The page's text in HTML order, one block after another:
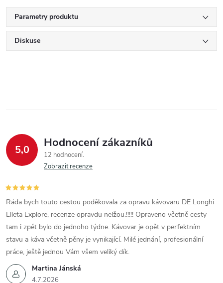
Parametry produktu
Diskuse
5,0 Hodnocení zákazníků
12 hodnocení
Zobrazit recenze
Martina Jánská
4.7.2026
Ráda bych touto cestou poděkovala za opravu kávovaru DE Longhi
Elleta Explore, recenze opravdu nelžou.!!!!! Opraveno včetně cesty
tam i zpět bylo do jednoho týdne. Kávovar je opět v perfektním
stavu a káva včetně pěny je vynikající. Milé jednání, profesionální
práce, ještě jednou Vám všem veliký dík.